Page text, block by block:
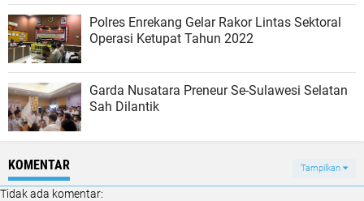
Polres Enrekang Gelar Rakor Lintas Sektoral
Operasi Ketupat Tahun 2022
Garda Nusatara Preneur Se-Sulawesi Selatan
Sah Dilantik
KOMENTAR Tampilkan
Tidak ada komentar: